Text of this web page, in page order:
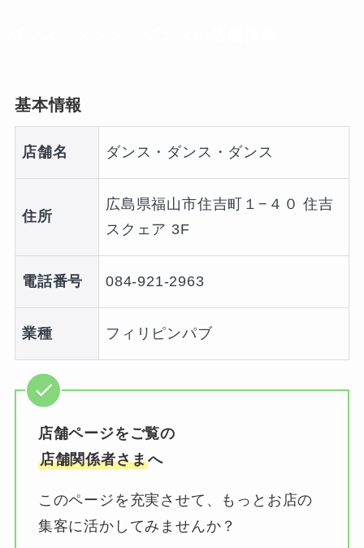
基本情報
店舗名 ダンス・ダンス・ダンス
住所
広島県福山市住吉町１−４０ 住吉
スクェア 3F
電話番号 084-921-2963
業種 フィリピンパブ
店舗ページをご覧の
店舗関係者さまへ
このページを充実させて、もっとお店の
集客に活かしてみませんか？